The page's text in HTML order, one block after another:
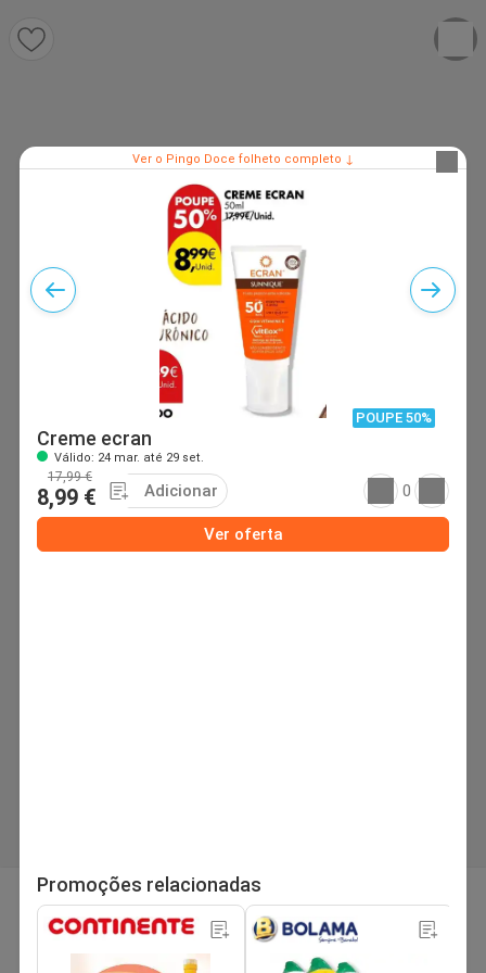
página
Procurar
Ver o Pingo Doce folheto completo ↓
POUPE 50%
Creme ecran
Válido: 24 mar. até 29 set.
17,99 €
8,99 € Adicionar 0
Ver oferta
Promoções relacionadas